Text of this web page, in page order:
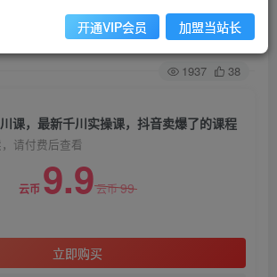
关注 私信
1937 38
课，最新千川实操课，抖音卖爆了的课程
请付费后查看
云币 9.9云币99
立即购买
开通VIP会员 加盟当站长